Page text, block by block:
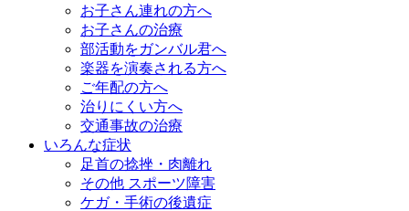
お子さん連れの方へ
お子さんの治療
部活動をガンバル君へ
楽器を演奏される方へ
ご年配の方へ
治りにくい方へ
交通事故の治療
いろんな症状
足首の捻挫・肉離れ
その他 スポーツ障害
ケガ・手術の後遺症